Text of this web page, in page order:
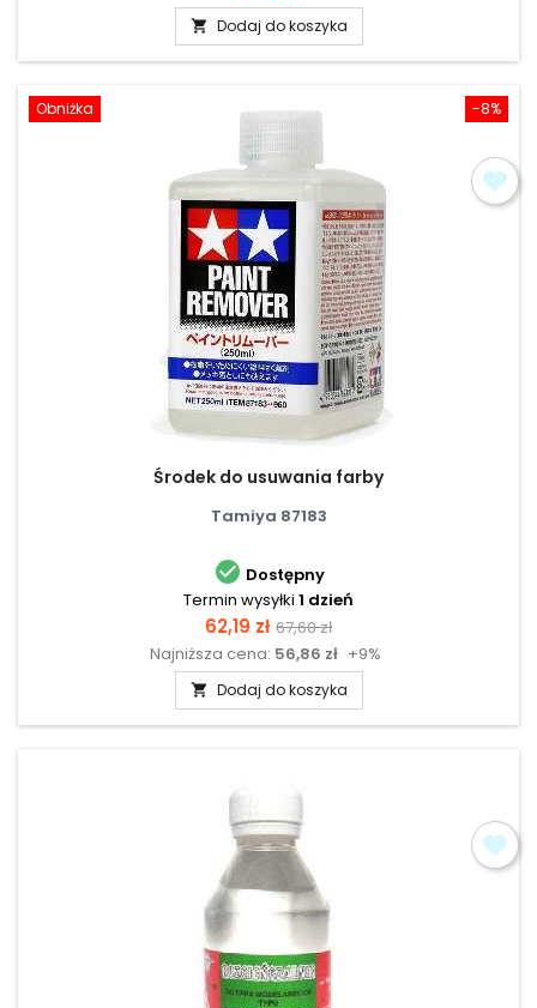
 Dodaj do koszyka
-8%
Obniżka
Środek do usuwania farby
Tamiya 87183
 Dostępny
Termin wysyłki 1 dzień
Cena
62,19 zł Cena
podstawowa
67,60 zł
Najniższa cena: 56,86 zł +9%
 Dodaj do koszyka